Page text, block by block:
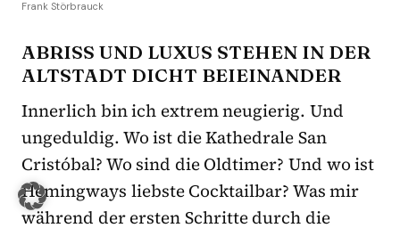
Frank Störbrauck
ABRISS UND LUXUS STEHEN IN DER
ALTSTADT DICHT BEIEINANDER
Innerlich bin ich extrem neugierig. Und
ungeduldig. Wo ist die Kathedrale San
Cristóbal? Wo sind die Oldtimer? Und wo ist
Hemingways liebste Cocktailbar? Was mir
während der ersten Schritte durch die